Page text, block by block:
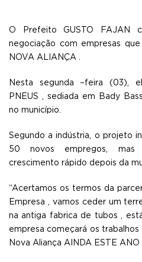
O Prefeito GUSTO FAJAN
negociação com empresas
NOVA ALIANÇA .
Nesta segunda –feira (03),
PNEUS , sediada em Bady
no município.
Segundo a indústria, o projeto
50 novos empregos, mas
crescimento rápido depois da
“Acertamos os termos da
Empresa , vamos ceder um
na antiga fabrica de tubos ,
empresa começará os trabalhos
Nova Aliança AINDA ESTE